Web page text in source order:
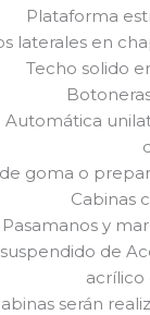
Plataforma
laterales en
Techo solido
Automática
de goma o
Cabinas
Pasamanos y
de
acrílico
serán